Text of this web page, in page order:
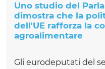
Uno studio del
dimostra che la
dell'UE rafforza la
agroalimentare
Gli eurodeputati del